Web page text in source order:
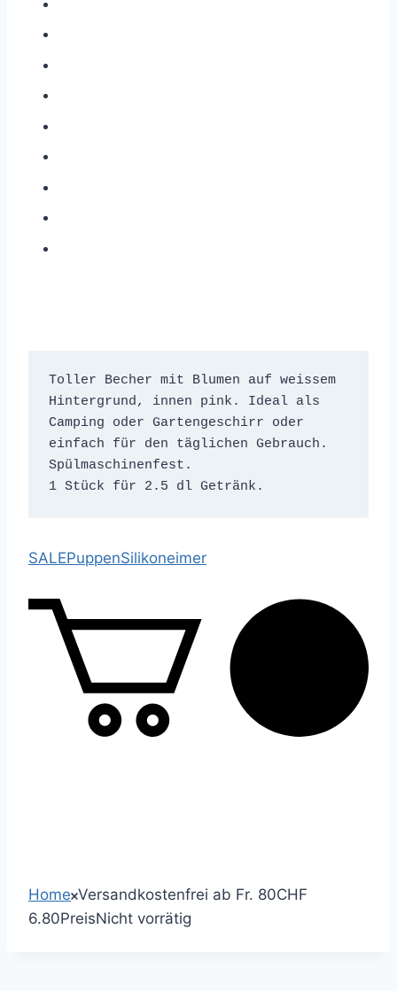
Toller Becher mit Blumen auf weissem
Hintergrund, innen pink. Ideal als
Camping oder Gartengeschirr oder
einfach für den täglichen Gebrauch.
Spülmaschinenfest.
1 Stück für 2.5 dl Getränk.
SALEPuppenSilikoneimer
Home Versandkostenfrei ab Fr. 80CHF
6.80PreisNicht vorrätig